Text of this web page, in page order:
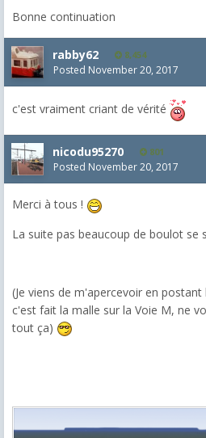
Bonne continuation
rabby62 8,454
Posted November 20, 2017
c'est vraiment criant de vérité
nicodu95270 801
Posted November 20, 2017
Merci à tous !
La suite pas beaucoup de boulot se
(Je viens de m'apercevoir en
c'est fait la malle sur la Voie M, ne
tout ça)